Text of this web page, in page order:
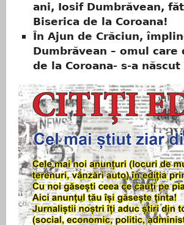
ani, Iosif Dumbrăvean,
Biserica de la Coroana!
În Ajun de Crăciun,
Dumbrăvean – omul
de la Coroana- s-a